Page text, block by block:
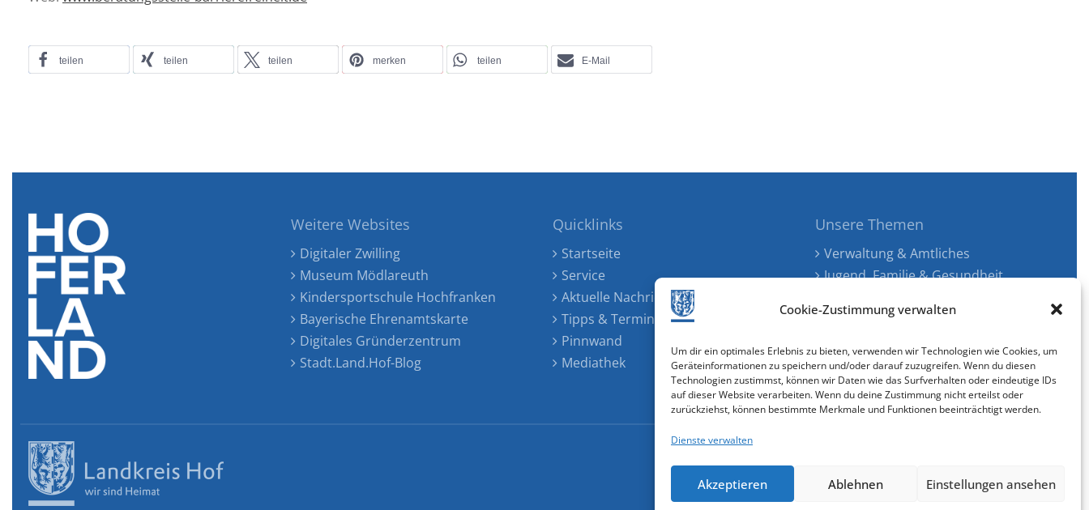
Cookie-Zustimmung verwalten
Um dir ein optimales Erlebnis zu bieten, verwenden wir Technologien wie Cookies, um
Geräteinformationen zu speichern und/oder darauf zuzugreifen. Wenn du diesen
Technologien zustimmst, können wir Daten wie das Surfverhalten oder eindeutige IDs
auf dieser Website verarbeiten. Wenn du deine Zustimmung nicht erteilst oder
zurückziehst, können bestimmte Merkmale und Funktionen beeinträchtigt werden.
Dienste verwalten
Akzeptieren Ablehnen Einstellungen ansehen
teilen teilen teilen merken teilen E-Mail
Weitere Websites
Digitaler Zwilling
Museum Mödlareuth
Kindersportschule Hochfranken
Bayerische Ehrenamtskarte
Digitales Gründerzentrum
Stadt.Land.Hof-Blog
Quicklinks
Startseite
Service
Aktuelle Nachrichten
Tipps & Termine
Pinnwand
Mediathek
Unsere Themen
Verwaltung & Amtliches
Jugend, Familie & Gesundheit
Kunst, Kultur & Musik
Senioren & Inklusion
Cookie-Richtlinie (EU)